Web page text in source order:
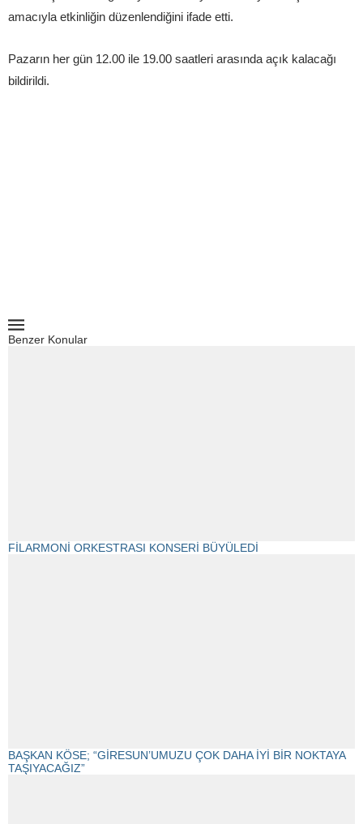
amacıyla etkinliğin düzenlendiğini ifade etti.
Pazarın her gün 12.00 ile 19.00 saatleri arasında açık kalacağı
bildirildi.
Benzer Konular
FİLARMONİ ORKESTRASI KONSERİ BÜYÜLEDİ
BAŞKAN KÖSE; “GİRESUN’UMUZU ÇOK DAHA İYİ BİR NOKTAYA
TAŞIYACAĞIZ”